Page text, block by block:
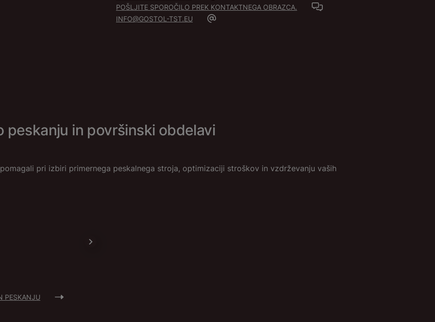
POŠLJITE SPOROČILO PREK KONTAKTNEGA OBRAZCA.
INFO@GOSTOL-TST.EU
peskanju in površinski obdelavi
pri izbiri primernega peskalnega stroja, optimizaciji stroškov in vzdrževanju vaših
PESKANJU